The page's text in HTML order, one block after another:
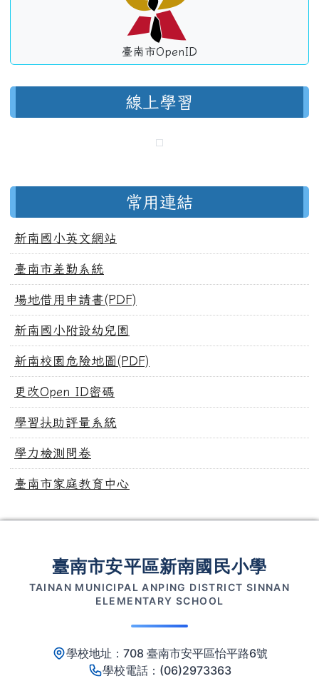
臺南市OpenID
線上學習
常用連結
新南國小英文網站
臺南市差勤系統
場地借用申請書(PDF)
新南國小附設幼兒園
新南校園危險地圖(PDF)
更改Open ID密碼
學習扶助評量系統
學力檢測問卷
臺南市家庭教育中心
臺南市安平區新南國民小學
TAINAN MUNICIPAL ANPING DISTRICT SINNAN
ELEMENTARY SCHOOL
學校地址：708 臺南市安平區怡平路6號
學校電話：(06)2973363